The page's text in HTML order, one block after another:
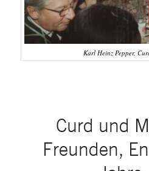
Karl Heinz Pepper,
Curd und
Freunden,